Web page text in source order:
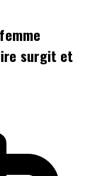
surgit et